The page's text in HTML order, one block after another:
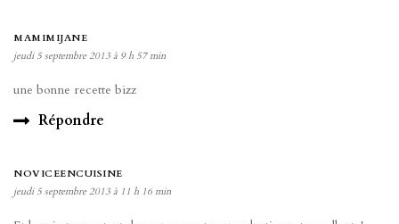
MAMIMIJANE
jeudi 5 septembre 2013 à 9 h 57 min
une bonne recette bizz
Répondre
NOVICEENCUISINE
jeudi 5 septembre 2013 à 11 h 16 min